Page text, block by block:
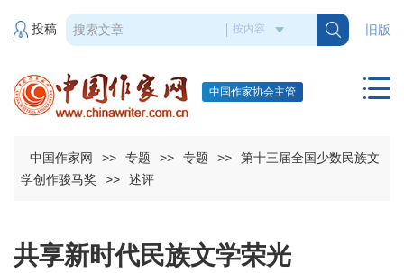
旧版
投稿
中国作家协会主管
中国作家网 >> 专题 >> 专题 >>
第十三届全国少数民族文
学创作骏马奖
>> 述评
共享新时代民族文学荣光